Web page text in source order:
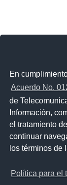
En
Acuerdo No.
de
Información,
el tratamiento
continuar
los términos de
Política para el